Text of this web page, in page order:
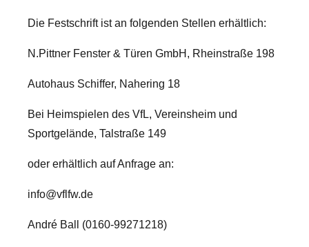
Die Festschrift ist an folgenden Stellen erhältlich:
N.Pittner Fenster & Türen GmbH, Rheinstraße 198
Autohaus Schiffer, Nahering 18
Bei Heimspielen des VfL, Vereinsheim und
Sportgelände, Talstraße 149
oder erhältlich auf Anfrage an:
info@vflfw.de
André Ball (0160-99271218)